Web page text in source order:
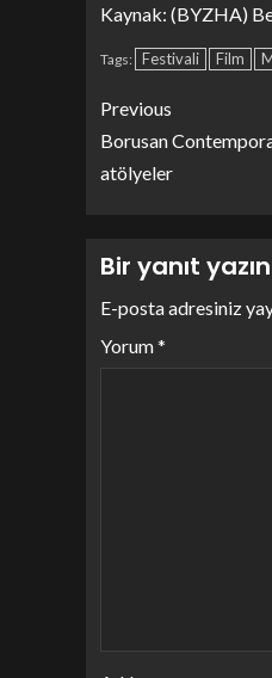
Kaynak: (BYZHA)
Tags: Festivali Film
Previous
Borusan
atölyeler
Bir yanıt yazın
E-posta adresiniz
Yorum*